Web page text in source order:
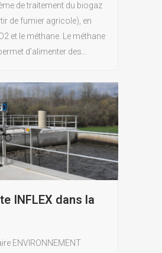
de traitement du biogaz
de fumier agricole), en
et le méthane. Le méthane
d’alimenter des...
INFLEX dans la
ENVIRONNEMENT